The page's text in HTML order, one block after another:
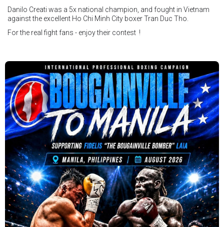
Danilo Creati was a 5x national champion, and fought in Vietnam
against the excellent Ho Chi Minh City boxer Tran Duc Tho.
For the real fight fans - enjoy their contest !